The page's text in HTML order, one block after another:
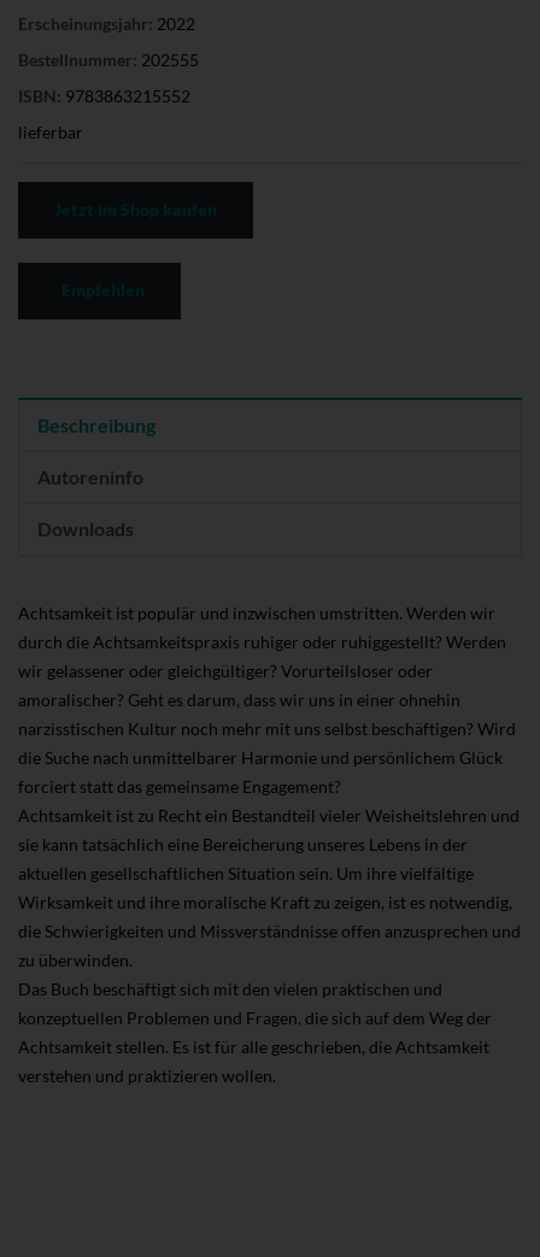
Erscheinungsjahr: 2022
Bestellnummer: 202555
ISBN: 9783863215552
lieferbar
Beschreibung
Autoreninfo
Downloads
Achtsamkeit ist populär und inzwischen umstritten. Werden wir
durch die Achtsamkeitspraxis ruhiger oder ruhiggestellt? Werden
wir gelassener oder gleichgültiger? Vorurteilsloser oder
amoralischer? Geht es darum, dass wir uns in einer ohnehin
narzisstischen Kultur noch mehr mit uns selbst beschäftigen? Wird
die Suche nach unmittelbarer Harmonie und persönlichem Glück
forciert statt das gemeinsame Engagement?
Achtsamkeit ist zu Recht ein Bestandteil vieler Weisheitslehren und
sie kann tatsächlich eine Bereicherung unseres Lebens in der
aktuellen gesellschaftlichen Situation sein. Um ihre vielfältige
Wirksamkeit und ihre moralische Kraft zu zeigen, ist es notwendig,
die Schwierigkeiten und Missverständnisse offen anzusprechen und
zu überwinden.
Das Buch beschäftigt sich mit den vielen praktischen und
konzeptuellen Problemen und Fragen, die sich auf dem Weg der
Achtsamkeit stellen. Es ist für alle geschrieben, die Achtsamkeit
verstehen und praktizieren wollen.